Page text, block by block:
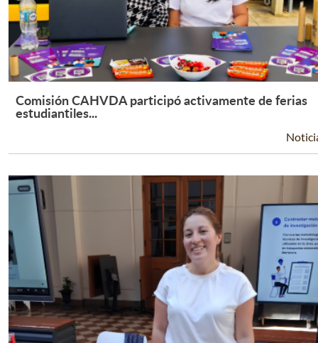
Leer Más +
Comisión CAHVDA participó activamente de ferias
estudiantiles...